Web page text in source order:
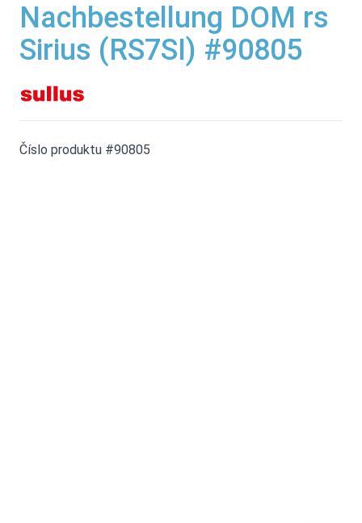
Nachbestellung DOM rs
Sirius (RS7SI) #90805
Číslo produktu #90805